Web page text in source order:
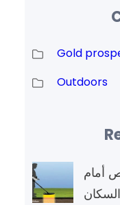
Gold
Outdoors
أمام